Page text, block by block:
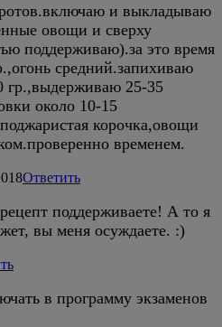
и выкладываю
овощи и сверху
поддерживаю).за это время
средний.запихиваю
гр.,выдерживаю 25-35
около 10-15
корочка,овощи
временем.
Ответить
поддерживаете! А то я
вы меня осуждаете. :)
в программу экзаменов